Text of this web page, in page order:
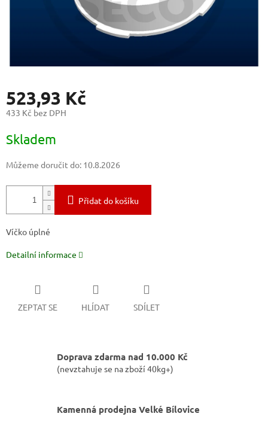
523,93 Kč
433 Kč bez DPH
cena:
Skladem
Můžeme doručit do: 10.8.2026
Přidat do košíku
Víčko úplné
Detailní informace
ZEPTAT SE HLÍDAT SDÍLET
Doprava zdarma nad 10.000 Kč
(nevztahuje se na zboží 40kg+)
Kamenná prodejna Velké Bílovice